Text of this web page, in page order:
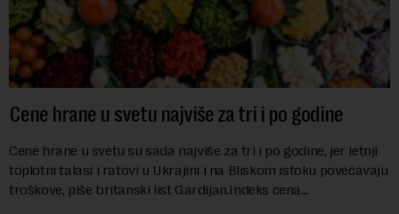
Cene hrane u svetu najviše za tri i po godine
Cene hrane u svetu su sada najviše za tri i po godine, jer letnji
toplotni talasi i ratovi u Ukrajini i na Bliskom istoku povećavaju
troškove, piše britanski list Gardijan.Indeks cena